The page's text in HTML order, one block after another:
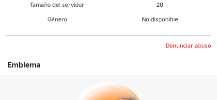
Tamaño del servidor
20
Género
No disponible
Denunciar abuso
Emblema